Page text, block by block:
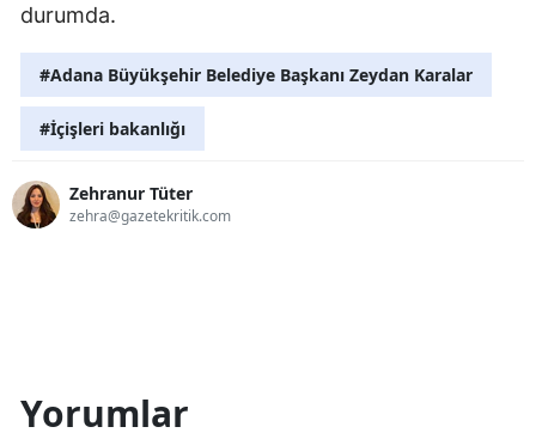
durumda.
#Adana Büyükşehir Belediye Başkanı Zeydan Karalar
#İçişleri bakanlığı
Zehranur Tüter
zehra@gazetekritik.com
Yorumlar